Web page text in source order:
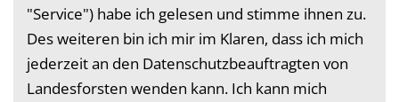
"Service") habe ich gelesen und stimme ihnen zu.
Des weiteren bin ich mir im Klaren, dass ich mich
jederzeit an den Datenschutzbeauftragten von
Landesforsten wenden kann. Ich kann mich